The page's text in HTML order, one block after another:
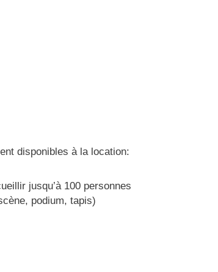
disponibles à la location:
jusqu’à 100 personnes
podium, tapis)